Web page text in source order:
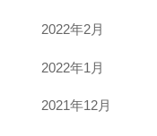
2022年2月
2022年1月
2021年12月